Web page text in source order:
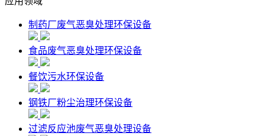
制药厂废气恶臭处理环保设备
食品废气恶臭处理环保设备
餐饮污水环保设备
钢铁厂粉尘治理环保设备
过滤反应池废气恶臭处理设备